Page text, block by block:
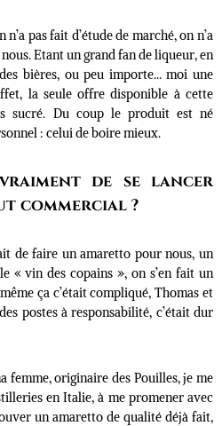
pas fait d’étude de marché, on n’a
Etant un grand fan de liqueur, en
bières, ou peu importe… moi une
la seule offre disponible à cette
sucré. Du coup le produit est né
: celui de boire mieux.
vraiment de se lancer
commercial ?
de faire un amaretto pour nous, un
« vin des copains », on s’en fait un
ça c’était compliqué, Thomas et
postes à responsabilité, c’était dur
femme, originaire des Pouilles, je me
en Italie, à me promener avec
un amaretto de qualité déjà fait,